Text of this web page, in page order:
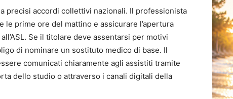
precisi accordi collettivi nazionali. Il professionista
prime ore del mattino e assicurare l’apertura
Se il titolare deve assentarsi per motivi
di nominare un sostituto medico di base. Il
comunicati chiaramente agli assistiti tramite
dello studio o attraverso i canali digitali della